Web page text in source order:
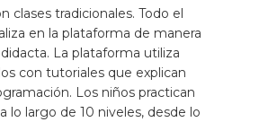
clases tradicionales. Todo el
en la plataforma de manera
La plataforma utiliza
con tutoriales que explican
Los niños practican
lo largo de 10 niveles, desde lo